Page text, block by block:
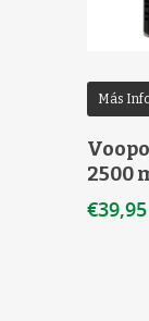
Más
2500
€39,95